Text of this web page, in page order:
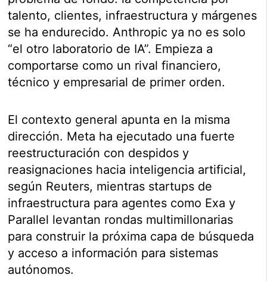
talento, clientes, infraestructura y márgenes
se ha endurecido. Anthropic ya no es solo
“el otro laboratorio de IA”. Empieza a
comportarse como un rival financiero,
técnico y empresarial de primer orden.
El contexto general apunta en la misma
dirección. Meta ha ejecutado una fuerte
reestructuración con despidos y
reasignaciones hacia inteligencia artificial,
según Reuters, mientras startups de
infraestructura para agentes como Exa y
Parallel levantan rondas multimillonarias
para construir la próxima capa de búsqueda
y acceso a información para sistemas
autónomos.